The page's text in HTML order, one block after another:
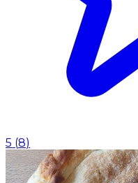
5 (8)